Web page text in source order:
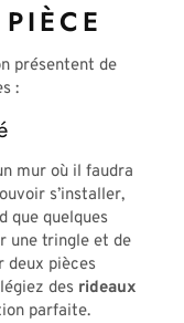
présentent de
:
mur où il faudra
s’installer,
que quelques
une tringle et de
deux pièces
des rideaux
parfaite.